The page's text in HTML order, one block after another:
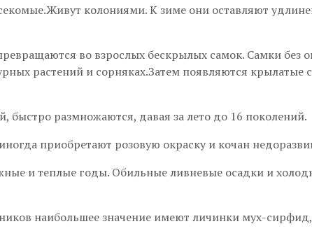
колониями. К зиме они оставляют
во взрослых бескрылых самок. Самки
растений и сорняках.Затем появляются крылатые
размножаются, давая за лето до 16 поколений.
приобретают розовую окраску и кочан
и теплые годы. Обильные ливневые осадки и
наибольшее значение имеют личинки мух-